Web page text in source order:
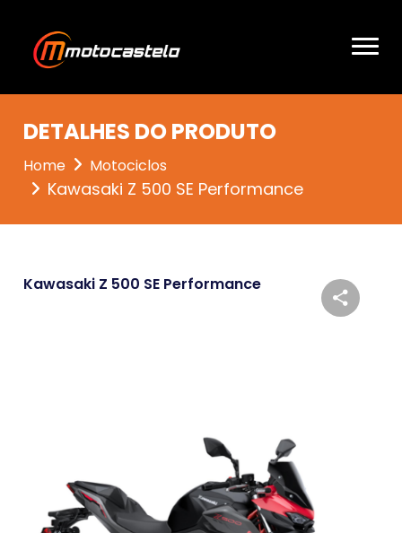
DETALHES DO PRODUTO
Home Motociclos
Kawasaki Z 500 SE Performance
Kawasaki Z 500 SE Performance